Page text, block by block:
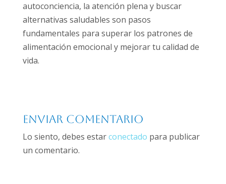
autoconciencia, la atención plena y buscar
alternativas saludables son pasos
fundamentales para superar los patrones de
alimentación emocional y mejorar tu calidad de
vida.
Enviar comentario
Lo siento, debes estarconectado para publicar
un comentario.